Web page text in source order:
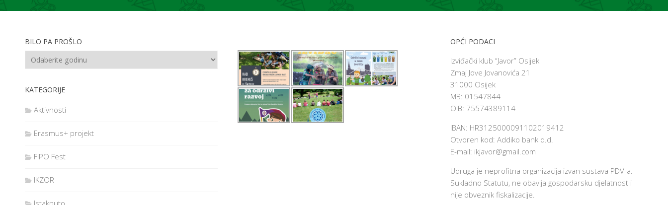
BILO PA PROŠLO
KATEGORIJE
Aktivnosti
Erasmus+ projekt
FIPO Fest
IKZOR
Istaknuto
OPĆI PODACI
Izviđački klub “Javor” Osijek
Zmaj Jove Jovanovića 21
31000 Osijek
MB: 01547844
OIB: 75574389114
IBAN: HR3125000091102019412
Otvoren kod: Addiko bank d.d.
E-mail: ikjavor@gmail.com
Udruga je neprofitna organizacija izvan sustava PDV-a.
Sukladno Statutu, ne obavlja gospodarsku djelatnost i
nije obveznik fiskalizacije.